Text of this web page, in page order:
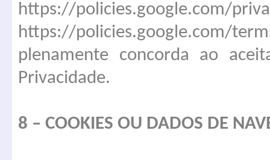
https://
https://policies.google.com/
plenamente concorda ao
Privacidade.
8 – COOKIES OU DADOS DE